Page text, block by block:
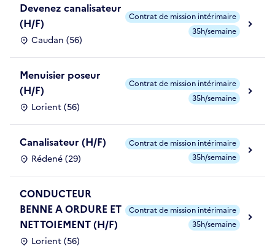
Devenez canalisateur
(H/F)
Caudan (56)
Contrat de mission intérimaire
35h/semaine
Menuisier poseur
(H/F)
Lorient (56)
Contrat de mission intérimaire
35h/semaine
Canalisateur (H/F)
Rédené (29)
Contrat de mission intérimaire
35h/semaine
CONDUCTEUR
BENNE A ORDURE ET
NETTOIEMENT (H/F)
Lorient (56)
Contrat de mission intérimaire
35h/semaine